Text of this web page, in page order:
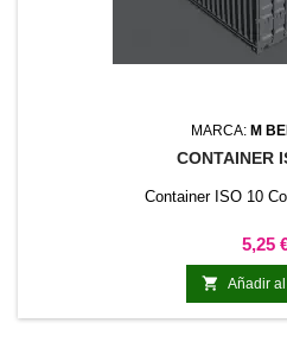
MARCA: M
CONTAINER
Container ISO 10
5,25
 Añadir